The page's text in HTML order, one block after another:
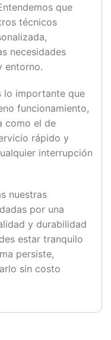
que
técnicos
necesidades
entorno.
lo importante que
funcionamiento,
como el de
rápido y
interrupción
nuestras
por una
y durabilidad
estar tranquilo
persiste,
sin costo